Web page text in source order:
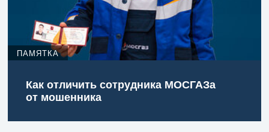
ПАМЯТКА
Как отличить сотрудника МОСГАЗа
от мошенника